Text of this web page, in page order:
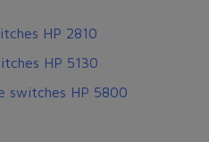
HP 2810
HP 5130
switches HP 5800